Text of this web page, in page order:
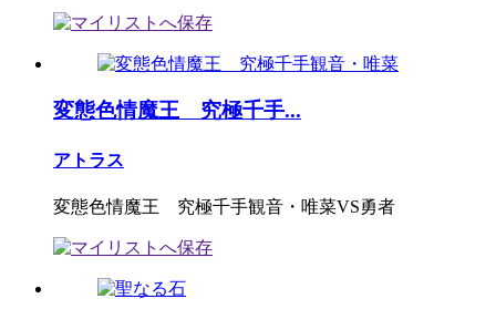
変態色情魔王 究極千手...
アトラス
変態色情魔王 究極千手観音・唯菜VS勇者